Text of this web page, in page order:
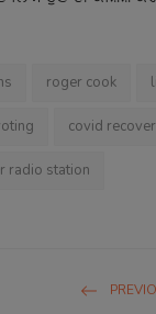
roger cook
covid
radio station